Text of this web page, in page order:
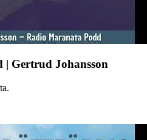
| Gertrud Johansson